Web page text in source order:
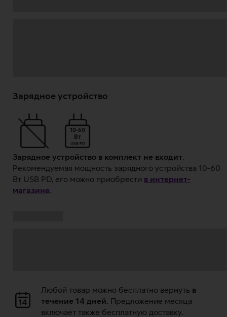
данных
Зарядное устройство
10-60
Вт
USB PD
Зарядное устройство в комплект не входит.
Рекомендуемая мощность зарядного устройства 10-60
Вт USB PD, его можно приобрести в интернет-
магазине.
Загрузка
данных
Любой товар можно бесплатно вернуть в
течение 14 дней. Предложение месяца
включает также бесплатную доставку.